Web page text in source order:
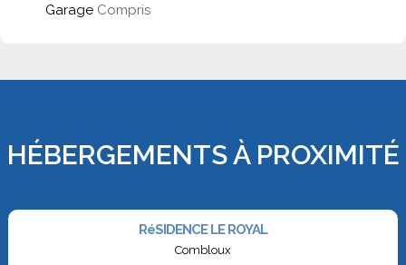
Garage Compris
HÉBERGEMENTS À PROXIMITÉ
RéSIDENCE LE ROYAL
Combloux